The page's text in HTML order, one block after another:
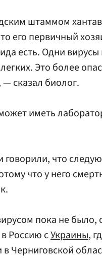
штаммом
его первичный
есть. Одни
Это более
— сказал биолог.
иметь
говорили, что
что у него
пока не было,
Россию сУкраины,
Черниговской